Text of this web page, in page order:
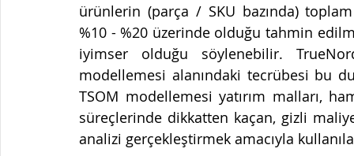
ürünlerin (parça / SKU bazında)
%10 - %20 üzerinde olduğu tahmin
iyimser olduğu söylenebilir.
modellemesi alanındaki tecrübesi bu
TSOM modellemesi yatırım malları,
süreçlerinde dikkatten kaçan, gizli
analizi gerçekleştirmek amacıyla